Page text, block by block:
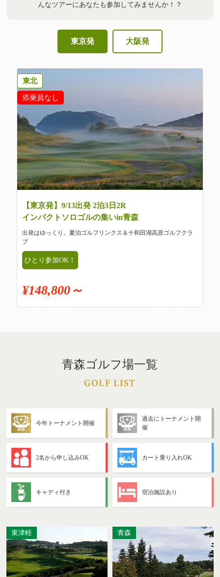
んなツアーにあなたも参加してみませんか！？
東京発 大阪発
【東京発】9/13出発 2泊3日2R
インパクトソロゴルの集いin青森
出発はゆっくり。夏泊ゴルフリンクス＆十和田湖高原ゴルフクラ
ブ
東北
添乗員なし
ひとり参加OK！
¥148,800～
青森ゴルフ場一覧
GOLF LIST
今年トーナメント開催
過去にトーナメント開
催
2名から申し込みOK カート乗り入れOK
キャディ付き 宿泊施設あり
東津軽 青森